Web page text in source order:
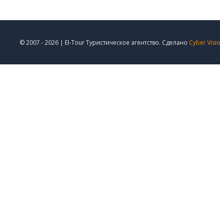
© 2007 - 2026 | El-Tour Туристическое агентство. Сделано Cyber